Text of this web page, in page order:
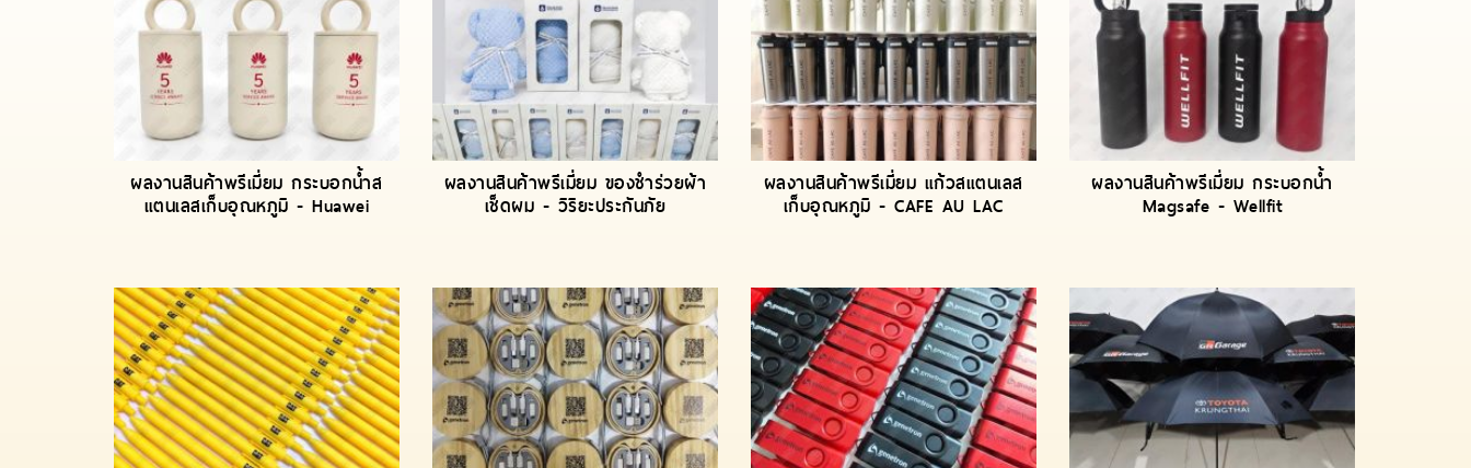
ผลงานสินค้าพรีเมี่ยม กระบอกน้ำส
แตนเลสเก็บอุณหภูมิ - Huawei
ผลงานสินค้าพรีเมี่ยม ของชำร่วยผ้า
เช็ดผม - วิริยะประกันภัย
ผลงานสินค้าพรีเมี่ยม แก้วสแตนเลส
เก็บอุณหภูมิ - CAFE AU LAC
ผลงานสินค้าพรีเมี่ยม กระบอกน้ำ
Magsafe - Wellfit